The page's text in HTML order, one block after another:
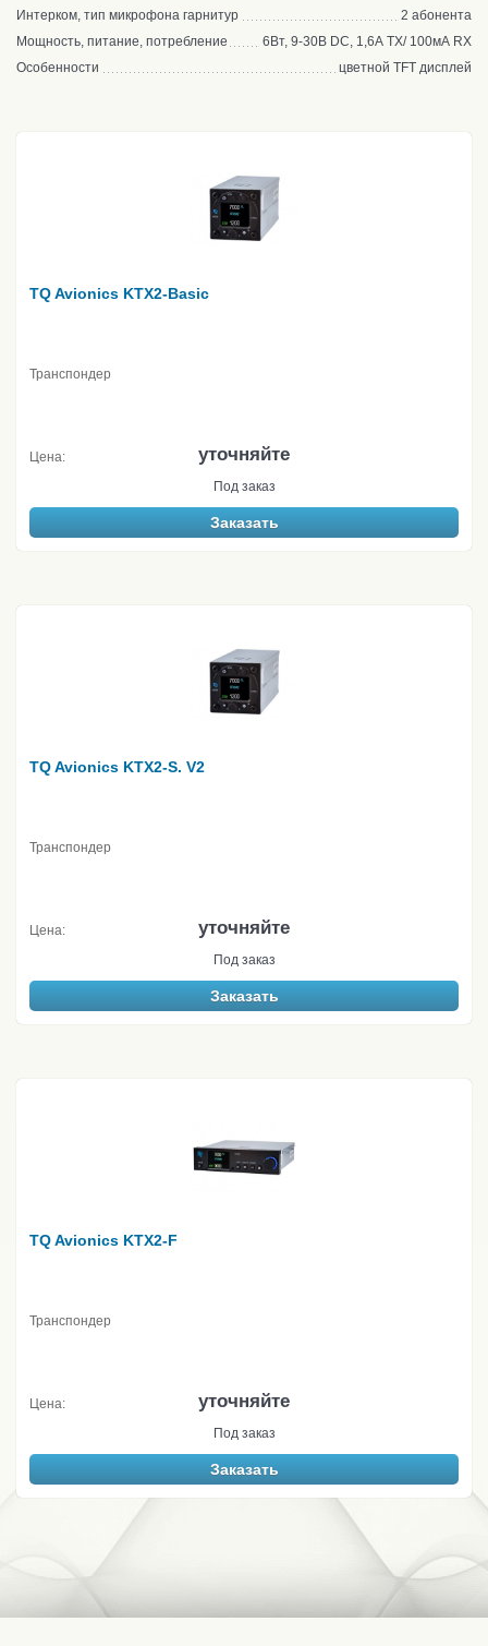
Интерком, тип микрофона гарнитур
2 абонента
Мощность, питание, потребление
6Вт, 9-30В DC, 1,6А TX/ 100мА RX
Особенности
цветной TFT дисплей
TQ Avionics KTX2-Basic
Транспондер
Цена: уточняйте
Под заказ
Заказать
TQ Avionics KTX2-S. V2
Транспондер
Цена: уточняйте
Под заказ
Заказать
TQ Avionics KTX2-F
Транспондер
Цена: уточняйте
Под заказ
Заказать